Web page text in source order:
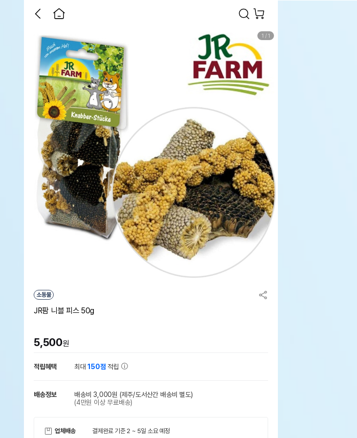
1 / 1
소동물
JR팜 니블 피스 50g
5,500원
적립혜택 최대150점 적립
배송정보 배송비 3,000원 (제주/도서산간 배송비 별도)
(4만원 이상 무료배송)
업체배송 결제완료 기준 2 ~ 5일 소요 예정